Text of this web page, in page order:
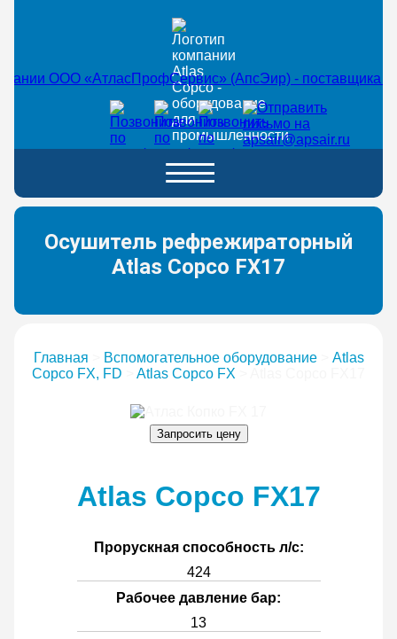
Осушитель рефрежираторный
Atlas Copco FX17
Главная Вспомогательное оборудование> Atlas
Copco FX, FD
Atlas Copco FX
Запросить цену
Atlas Copco FX17
Прорускная способность л/с:
424
Рабочее давление бар:
13